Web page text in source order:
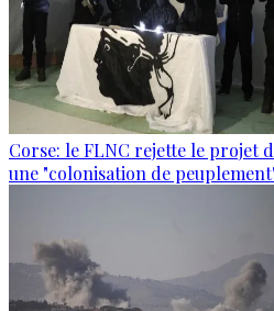
Corse: le FLNC rejette le projet
une "colonisation de